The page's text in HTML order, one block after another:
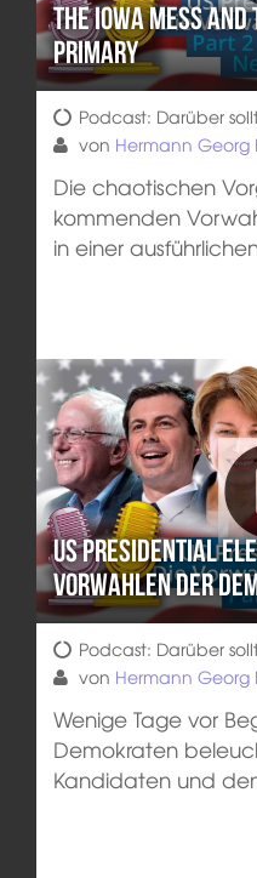
The Iowa mess
primary
Podcast: Darüber
von Hermann Georg
Die chaotischen
kommenden
in einer
US Presidential
Vorwahlen der
Podcast: Darüber
von Hermann Georg
Wenige Tage vor
Demokraten
Kandidaten und